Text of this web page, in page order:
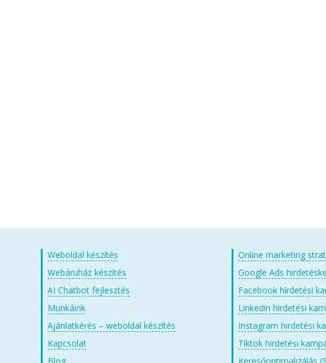
Weboldal készítés
Webáruház készítés
AI Chatbot fejlesztés
Munkáink
Ajánlatkérés – weboldal készítés
Kapcsolat
Online marketing
Google Ads
Facebook hirdetési
Linkedin hirdetési
Instagram hirdetési
Tiktok hirdetési